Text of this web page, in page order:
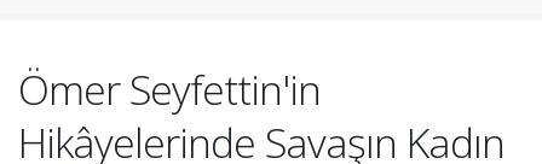
Ömer Seyfettin'in
Hikâyelerinde Savaşın Kadın